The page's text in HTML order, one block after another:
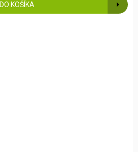
DO KOŠÍKA